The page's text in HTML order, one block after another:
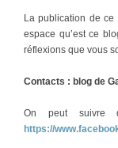
La publication de
espace qu’est ce
réflexions que vous
Contacts : blog de
On peut suivre
https://